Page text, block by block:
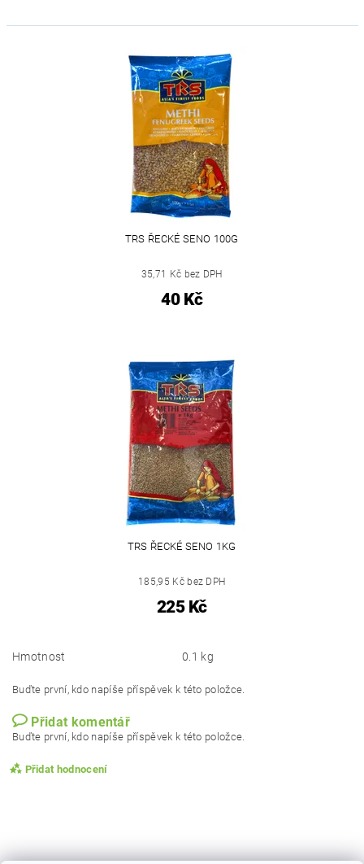
TRS ŘECKÉ SENO 100G
35,71 Kč bez DPH
40 Kč
TRS ŘECKÉ SENO 1KG
185,95 Kč bez DPH
225 Kč
Hmotnost 0.1 kg
Buďte první, kdo napíše příspěvek k této položce.
Přidat komentář
Buďte první, kdo napíše příspěvek k této položce.
Přidat hodnocení